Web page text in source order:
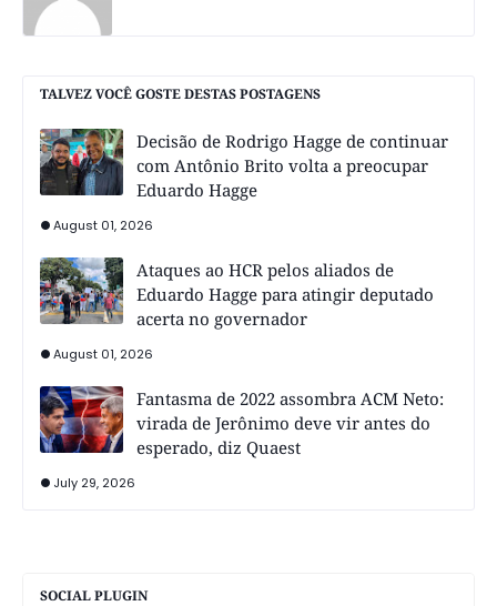
TALVEZ VOCÊ GOSTE DESTAS POSTAGENS
Decisão de Rodrigo Hagge de continuar
com Antônio Brito volta a preocupar
Eduardo Hagge
August 01, 2026
Ataques ao HCR pelos aliados de
Eduardo Hagge para atingir deputado
acerta no governador
August 01, 2026
Fantasma de 2022 assombra ACM Neto:
virada de Jerônimo deve vir antes do
esperado, diz Quaest
July 29, 2026
SOCIAL PLUGIN